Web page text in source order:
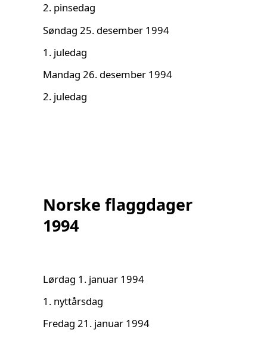
2. pinsedag
Søndag 25. desember 1994
1. juledag
Mandag 26. desember 1994
2. juledag
Norske flaggdager
1994
Lørdag 1. januar 1994
1. nyttårsdag
Fredag 21. januar 1994